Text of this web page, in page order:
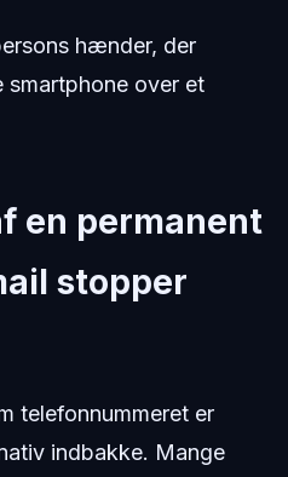
hænder, der
smartphone over et
en permanent
stopper
telefonnummeret er
indbakke. Mange